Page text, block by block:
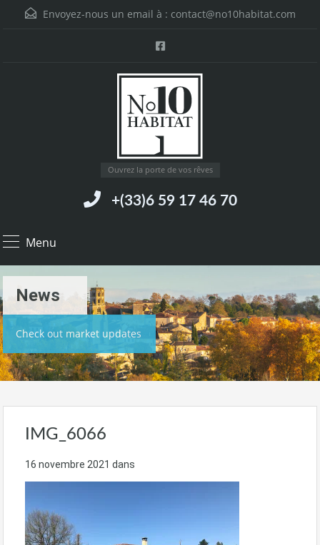
Envoyez-nous un email à : contact@no10habitat.com
Ouvrez la porte de vos rêves
+(33)6 59 17 46 70
Menu
News
Check out market updates
IMG_6066
16 novembre 2021 dans